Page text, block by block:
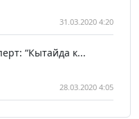
31.03.2020 4:20
“Кытайда к...
28.03.2020 4:05